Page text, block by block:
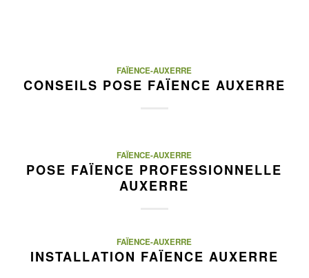
FAÏENCE-AUXERRE
CONSEILS POSE FAÏENCE AUXERRE
FAÏENCE-AUXERRE
POSE FAÏENCE PROFESSIONNELLE
AUXERRE
FAÏENCE-AUXERRE
INSTALLATION FAÏENCE AUXERRE